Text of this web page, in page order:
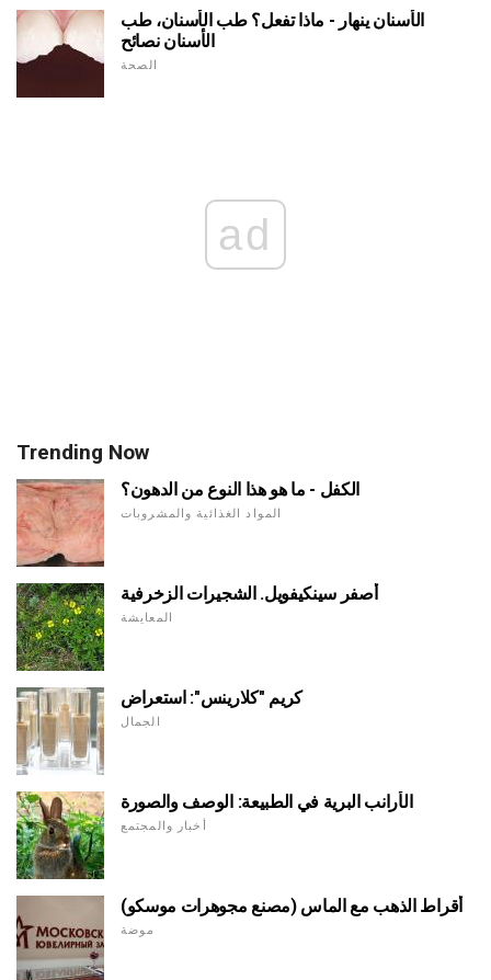
الأسنان ينهار - ماذا تفعل؟ طب الأسنان، طب
الأسنان نصائح
الصحة
ad
Trending Now
الكفل - ما هو هذا النوع من الدهون؟
المواد الغذائية والمشروبات
أصفر سينكيفويل. الشجيرات الزخرفية
المعايشة
كريم "كلارينس": استعراض
الجمال
الأرانب البرية في الطبيعة: الوصف والصورة
أخبار والمجتمع
أقراط الذهب مع الماس (مصنع مجوهرات موسكو)
موضة